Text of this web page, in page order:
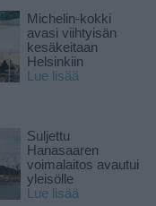
Michelin-kokki
avasi viihtyisän
kesäkeitaan
Helsinkiin
Lue lisää
Suljettu
Hanasaaren
voimalaitos avautui
yleisölle
Lue lisää